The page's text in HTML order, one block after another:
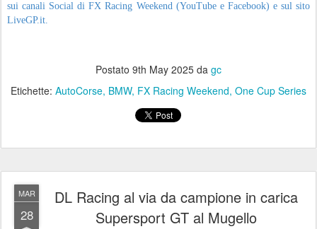
sui canali Social di FX Racing Weekend (YouTube e Facebook) e sul sito
LiveGP.it.
Postato 9th May 2025 da gc
Etichette: AutoCorse BMW FX Racing Weekend One Cup Series
MAR
28
DL Racing al via da campione in carica
Supersport GT al Mugello